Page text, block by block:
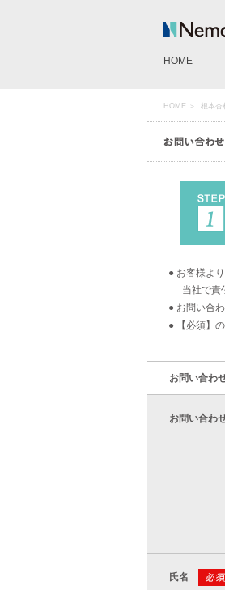
HOME
HOME ＞ 根本杏
● お客様よ
当社で責
● お問い合
● 【必須】
お問い合わ
お問い合わ
氏名